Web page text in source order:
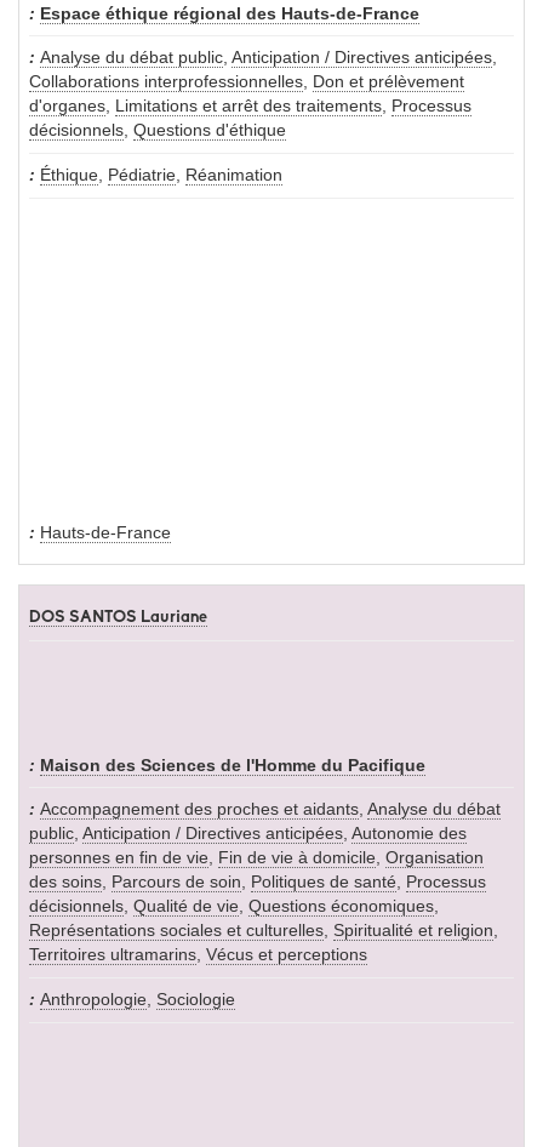
Espace éthique régional des Hauts-de-France
Analyse du débat public, Anticipation / Directives anticipées,
Collaborations interprofessionnelles, Don et prélèvement
d'organes, Limitations et arrêt des traitements, Processus
décisionnels, Questions d'éthique
Éthique, Pédiatrie, Réanimation
Hauts-de-France
DOS SANTOS Lauriane
Maison des Sciences de l'Homme du Pacifique
Accompagnement des proches et aidants, Analyse du débat
public, Anticipation / Directives anticipées, Autonomie des
personnes en fin de vie, Fin de vie à domicile, Organisation
des soins, Parcours de soin, Politiques de santé, Processus
décisionnels, Qualité de vie, Questions économiques,
Représentations sociales et culturelles, Spiritualité et religion,
Territoires ultramarins, Vécus et perceptions
Anthropologie, Sociologie